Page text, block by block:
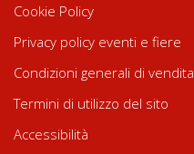
Cookie Policy
Privacy policy eventi e fiere
Condizioni generali di vendita
Termini di utilizzo del sito
Accessibilità